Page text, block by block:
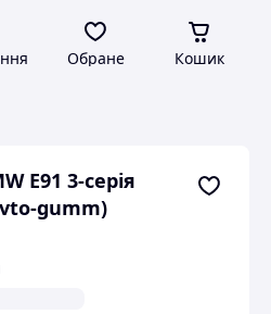
Обране Кошик
E91 3-серія
gumm)